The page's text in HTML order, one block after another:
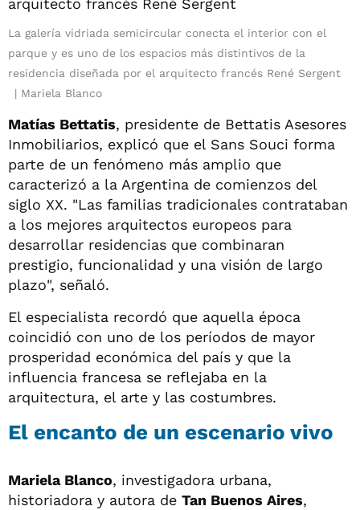
La galería vidriada semicircular conecta el interior con el
parque y es uno de los espacios más distintivos de la
residencia diseñada por el arquitecto francés René Sergent
Mariela Blanco
Matías Bettatis, presidente de Bettatis Asesores
Inmobiliarios, explicó que el Sans Souci forma
parte de un fenómeno más amplio que
caracterizó a la Argentina de comienzos del
siglo XX. "Las familias tradicionales contrataban
a los mejores arquitectos europeos para
desarrollar residencias que combinaran
prestigio, funcionalidad y una visión de largo
plazo", señaló.
El especialista recordó que aquella época
coincidió con uno de los períodos de mayor
prosperidad económica del país y que la
influencia francesa se reflejaba en la
arquitectura, el arte y las costumbres.
El encanto de un escenario vivo
Mariela Blanco, investigadora urbana,
historiadora y autora de Tan Buenos Aires,